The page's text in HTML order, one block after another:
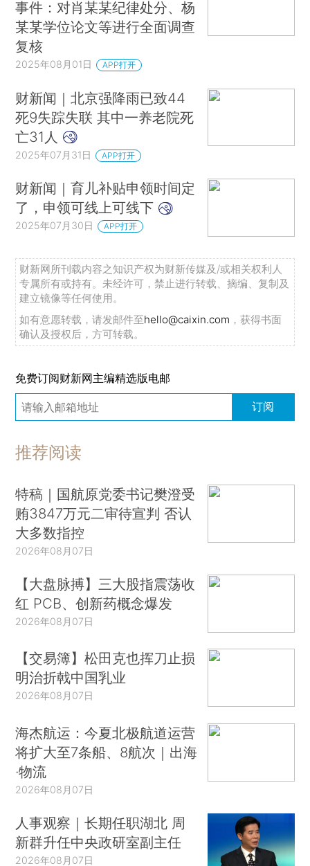
事件：对肖某某纪律处分、杨
某某学位论文等进行全面调查
复核
2025年08月01日 APP打开
财新闻｜北京强降雨已致44
死9失踪失联 其中一养老院死
亡31人
2025年07月31日 APP打开
财新闻｜育儿补贴申领时间定
了，申领可线上可线下
2025年07月30日 APP打开
财新网所刊载内容之知识产权为财新传媒及/或相关权利人
专属所有或持有。未经许可，禁止进行转载、摘编、复制及
建立镜像等任何使用。
如有意愿转载，请发邮件至hello@caixin.com ，获得书面
确认及授权后，方可转载。
免费订阅财新网主编精选版电邮
订阅
推荐阅读
特稿｜国航原党委书记樊澄受
贿3847万元二审待宣判 否认
大多数指控
2026年08月07日
【大盘脉搏】三大股指震荡收
红 PCB、创新药概念爆发
2026年08月07日
【交易簿】松田克也挥刀止损
明治折戟中国乳业
2026年08月07日
海杰航运：今夏北极航道运营
将扩大至7条船、8航次｜出海
·物流
2026年08月07日
人事观察｜长期任职湖北 周
新群升任中央政研室副主任
2026年08月07日